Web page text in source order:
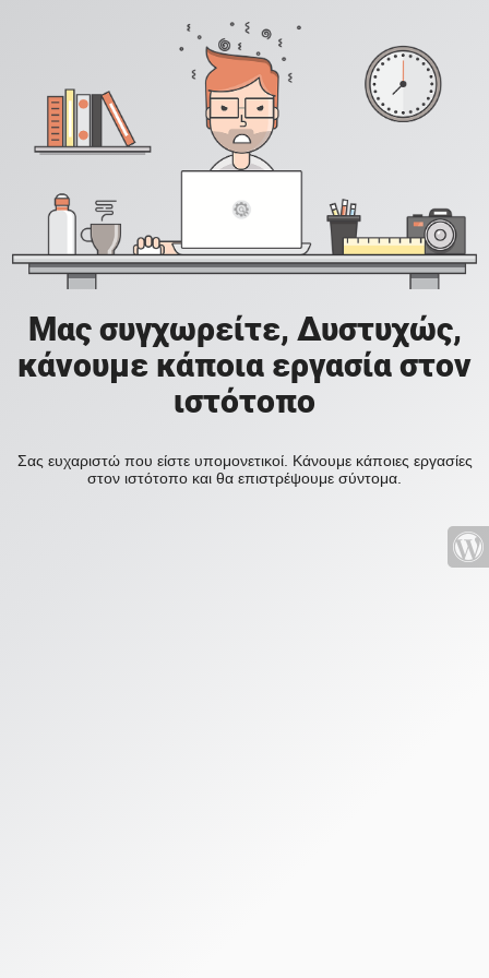
Μας συγχωρείτε, Δυστυχώς,
κάνουμε κάποια εργασία στον
ιστότοπο
Σας ευχαριστώ που είστε υπομονετικοί. Κάνουμε κάποιες εργασίες
στον ιστότοπο και θα επιστρέψουμε σύντομα.